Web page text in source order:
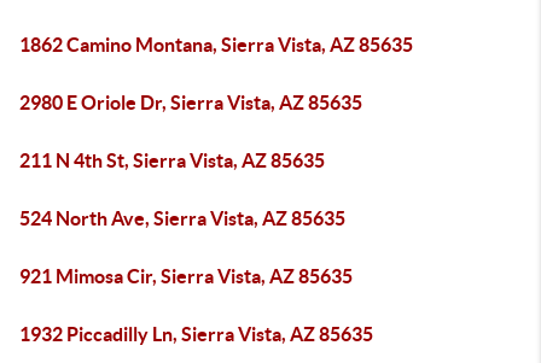
1862 Camino Montana, Sierra Vista, AZ 85635
2980 E Oriole Dr, Sierra Vista, AZ 85635
211 N 4th St, Sierra Vista, AZ 85635
524 North Ave, Sierra Vista, AZ 85635
921 Mimosa Cir, Sierra Vista, AZ 85635
1932 Piccadilly Ln, Sierra Vista, AZ 85635